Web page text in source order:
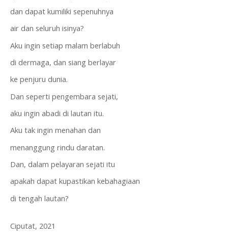
dan dapat kumiliki sepenuhnya
air dan seluruh isinya?
Aku ingin setiap malam berlabuh
di dermaga, dan siang berlayar
ke penjuru dunia.
Dan seperti pengembara sejati,
aku ingin abadi di lautan itu.
Aku tak ingin menahan dan
menanggung rindu daratan.
Dan, dalam pelayaran sejati itu
apakah dapat kupastikan kebahagiaan
di tengah lautan?
Ciputat, 2021